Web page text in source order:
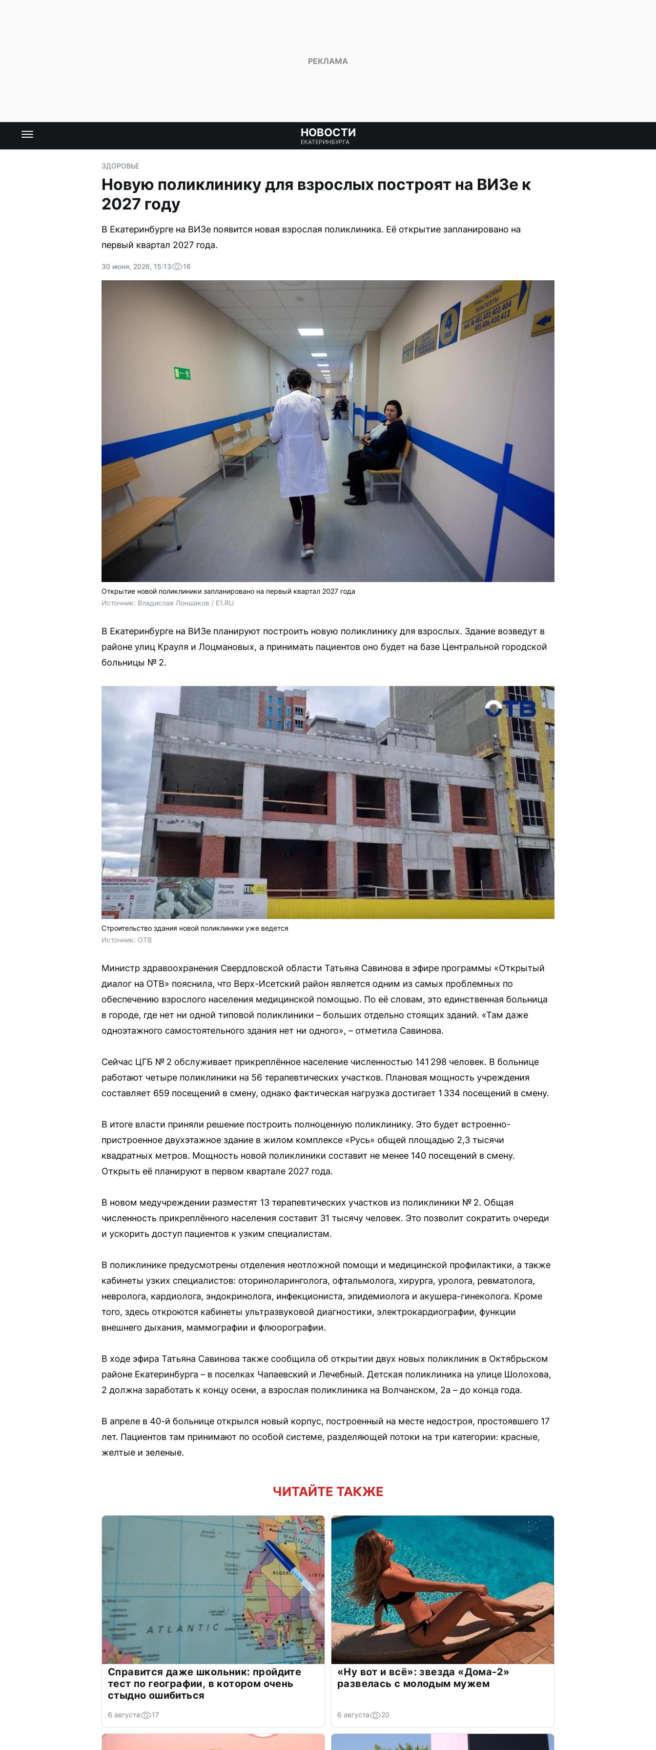
НОВОСТИ
ЕКАТЕРИНБУРГА
ЗДОРОВЬЕ
Новую поликлинику для взрослых построят на ВИЗе к
2027 году
В Екатеринбурге на ВИЗе появится новая взрослая поликлиника. Её открытие запланировано на
первый квартал 2027 года.
30 июня, 2026, 15:13 16
Открытие новой поликлиники запланировано на первый квартал 2027 года
Источник: Владислав Лоншаков / E1.RU
В Екатеринбурге на ВИЗе планируют построить новую поликлинику для взрослых. Здание возведут в
районе улиц Крауля и Лоцмановых, а принимать пациентов оно будет на базе Центральной городской
больницы № 2.
Строительство здания новой поликлиники уже ведется
Источник: ОТВ
Министр здравоохранения Свердловской области Татьяна Савинова в эфире программы «Открытый
диалог на ОТВ» пояснила, что Верх-Исетский район является одним из самых проблемных по
обеспечению взрослого населения медицинской помощью. По её словам, это единственная больница
в городе, где нет ни одной типовой поликлиники – больших отдельно стоящих зданий. «Там даже
одноэтажного самостоятельного здания нет ни одного», – отметила Савинова.
Сейчас ЦГБ № 2 обслуживает прикреплённое население численностью 141 298 человек. В больнице
работают четыре поликлиники на 56 терапевтических участков. Плановая мощность учреждения
составляет 659 посещений в смену, однако фактическая нагрузка достигает 1 334 посещений в смену.
В итоге власти приняли решение построить полноценную поликлинику. Это будет встроенно-
пристроенное двухэтажное здание в жилом комплексе «Русь» общей площадью 2,3 тысячи
квадратных метров. Мощность новой поликлиники составит не менее 140 посещений в смену.
Открыть её планируют в первом квартале 2027 года.
В новом медучреждении разместят 13 терапевтических участков из поликлиники № 2. Общая
численность прикреплённого населения составит 31 тысячу человек. Это позволит сократить очереди
и ускорить доступ пациентов к узким специалистам.
В поликлинике предусмотрены отделения неотложной помощи и медицинской профилактики, а также
кабинеты узких специалистов: оториноларинголога, офтальмолога, хирурга, уролога, ревматолога,
невролога, кардиолога, эндокринолога, инфекциониста, эпидемиолога и акушера-гинеколога. Кроме
того, здесь откроются кабинеты ультразвуковой диагностики, электрокардиографии, функции
внешнего дыхания, маммографии и флюорографии.
В ходе эфира Татьяна Савинова также сообщила об открытии двух новых поликлиник в Октябрьском
районе Екатеринбурга – в поселках Чапаевский и Лечебный. Детская поликлиника на улице Шолохова,
2 должна заработать к концу осени, а взрослая поликлиника на Волчанском, 2а – до конца года.
В апреле в 40-й больнице открылся новый корпус, построенный на месте недостроя, простоявшего 17
лет. Пациентов там принимают по особой системе, разделяющей потоки на три категории: красные,
желтые и зеленые.
ЧИТАЙТЕ ТАКЖЕ
Справится даже школьник: пройдите
тест по географии, в котором очень
стыдно ошибиться
6 августа 17
«Ну вот и всё»: звезда «Дома-2»
развелась с молодым мужем
6 августа 20